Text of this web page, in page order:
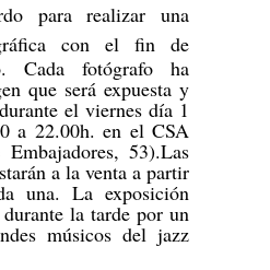
para realizar una
con el fin de
Cada fotógrafo ha
que será expuesta y
el viernes día 1
a 22.00h. en el CSA
Embajadores, 53).Las
a la venta a partir
una. La exposición
durante la tarde por un
músicos del jazz